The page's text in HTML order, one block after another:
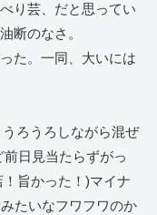
り芸、だと思ってい
断のなさ。
た。一同、大いには
うろうろしながら混ぜ
日見当たらずがっ
旨かった！)マイナ
たいなフワフワのか